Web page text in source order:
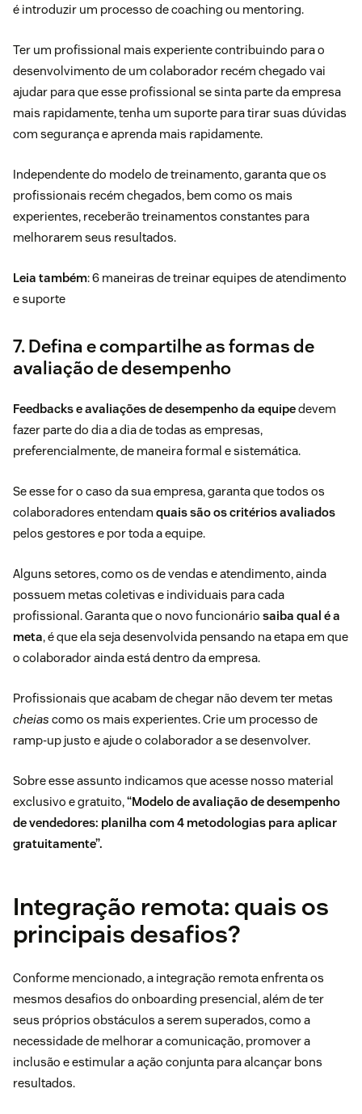
é introduzir um processo de coaching ou mentoring.
Ter um profissional mais experiente contribuindo para o
desenvolvimento de um colaborador recém chegado vai
ajudar para que esse profissional se sinta parte da empresa
mais rapidamente, tenha um suporte para tirar suas dúvidas
com segurança e aprenda mais rapidamente.
Independente do modelo de treinamento, garanta que os
profissionais recém chegados, bem como os mais
experientes, receberão treinamentos constantes para
melhorarem seus resultados.
Leia também: 6 maneiras detreinar equipes de atendimento
e suporte
7. Defina e compartilhe as formas de
avaliação de desempenho
Feedbacks e avaliações de desempenho da equipedevem
fazer parte do dia a dia de todas as empresas,
preferencialmente, de maneira formal e sistemática.
Se esse for o caso da sua empresa, garanta que todos os
colaboradores entendam quais são os critérios avaliados
pelos gestores e por toda a equipe.
Alguns setores, como os de vendas e atendimento, ainda
possuem metas coletivas e individuais para cada
profissional. Garanta que o novo funcionário saiba qual é a
meta, é que ela seja desenvolvida pensando na etapa em que
o colaborador ainda está dentro da empresa.
Profissionais que acabam de chegar não devem ter metas
cheias como os mais experientes. Crie um processo de
ramp-up justo e ajude o colaborador a se desenvolver.
Sobre esse assunto indicamos que acesse nosso material
exclusivo e gratuito,“Modelo de avaliação de desempenho
de vendedores: planilha com 4 metodologias para aplicar
gratuitamente”.
Integração remota: quais os
principais desafios?
Conforme mencionado, a integração remota enfrenta os
mesmos desafios do onboarding presencial, além de ter
seus próprios obstáculos a serem superados, como a
necessidade de melhorar a comunicação, promover a
inclusão e estimular a ação conjunta para alcançar bons
resultados.